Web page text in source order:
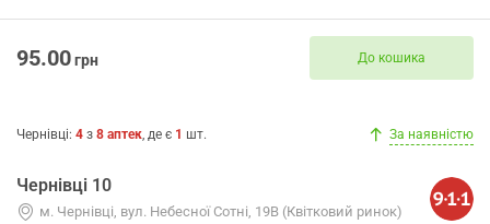
95.00грн До кошика
Чернівці: 4 з 8 аптек, де є 1 шт. За наявністю
Чернівці 10
м. Чернівці, вул. Небесної Сотні, 19В (Квітковий ринок)